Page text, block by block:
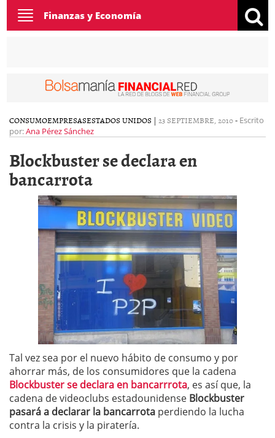
Toggle
navigation
Finanzas y Economía
CONSUMOEMPRESASESTADOS UNIDOS | 23 SEPTIEMBRE, 2010- Escrito
por:Ana Pérez Sánchez
Blockbuster se declara en
bancarrota
Tal vez sea por el nuevo hábito de consumo y por
ahorrar más, de los consumidores que la cadena
Blockbuster se declara en bancarrrota, es así que, la
cadena de videoclubs estadounidense Blockbuster
pasará a declarar la bancarrota perdiendo la lucha
contra la crisis y la piratería.